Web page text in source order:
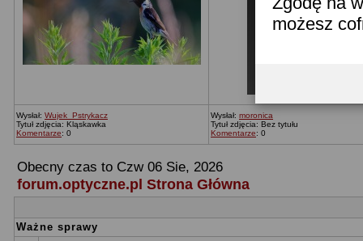
możesz
Wysłał: Wujek_Pstrykacz
Tytuł zdjęcia: Kląskawka
Komentarze: 0
Wysłał: moronica
Tytuł zdjęcia: Bez tytułu
Komentarze: 0
Obecny czas to Czw 06 Sie, 2026
forum.optyczne.pl Strona Główna
Ważne sprawy